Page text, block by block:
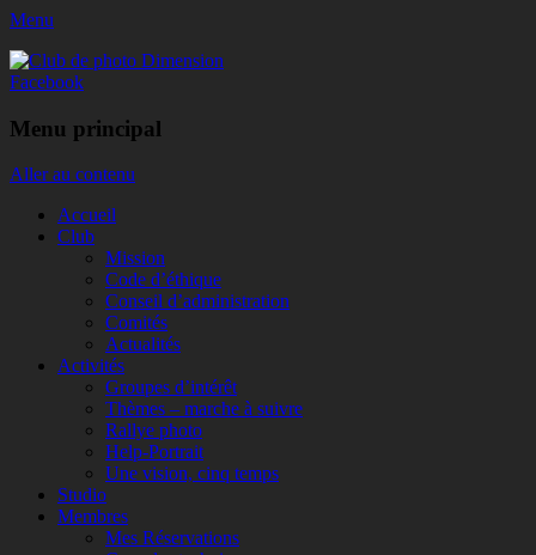
Menu
Club de photo Dimension
Facebook
Menu principal
Aller au contenu
Accueil
Club
Mission
Code d’éthique
Conseil d’administration
Comités
Actualités
Activités
Groupes d’intérêt
Thèmes – marche à suivre
Rallye photo
Help-Portrait
Une vision, cinq temps
Studio
Membres
Mes Réservations